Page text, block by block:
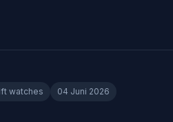
watches 04 Juni 2026